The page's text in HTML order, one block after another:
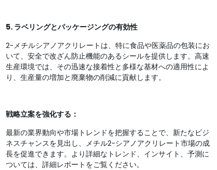
5. ラベリングとパッケージングの有効性
2-メチルシアノアクリレートは、特に食品や医薬品の包装にお
いて、安全で改ざん防止機能のあるシールを提供します。高速
生産環境では、その迅速な接着性と多様な基材への適用性によ
り、生産量の増加と廃棄物の削減に貢献します。
戦略立案を強化する：
最新の業界動向や市場トレンドを把握することで、新たなビジ
ネスチャンスを見出し、メチル2-シアノアクリレート市場の成
長を促進できます。より詳細なトレンド、インサイト、予測に
ついては、詳細レポートをご覧ください。